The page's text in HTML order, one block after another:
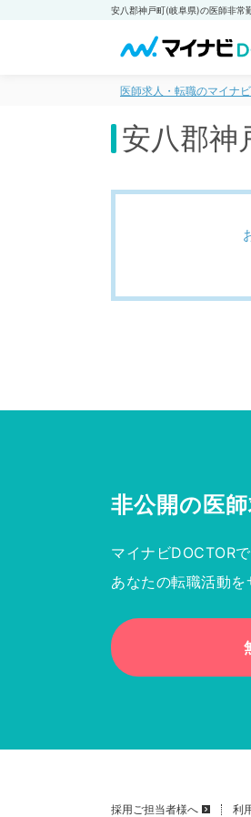
医師求人・転職のマイナ
安八郡神
非公開の医
マイナビDOCTOR
あなたの転職活動を
採用ご担当者様へ 利